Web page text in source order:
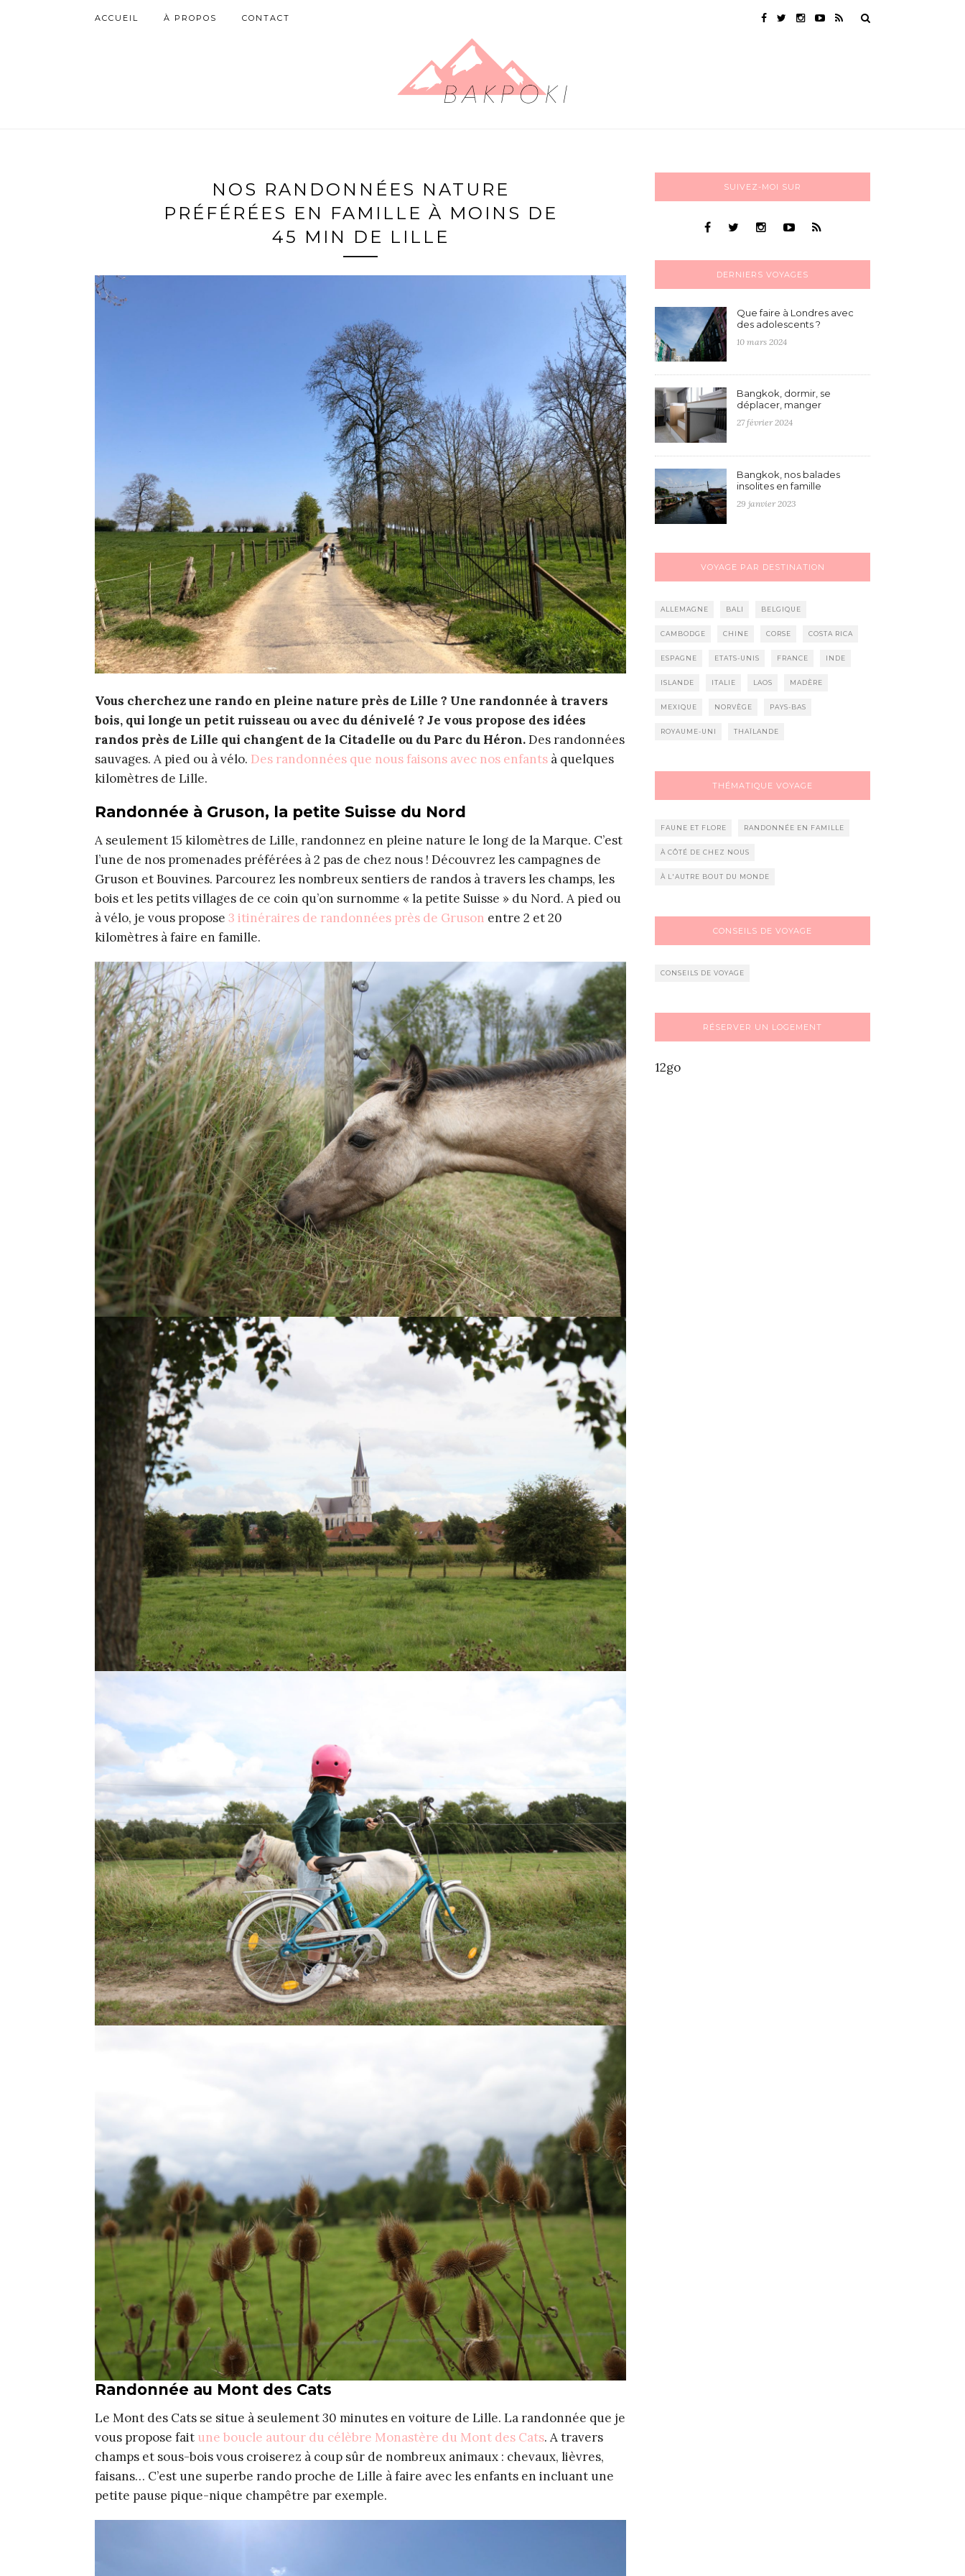
ACCUEIL À PROPOS CONTACT
NOS RANDONNÉES NATURE
PRÉFÉRÉES EN FAMILLE À MOINS DE
45 MIN DE LILLE
Vous cherchez une rando en pleine nature près de Lille ? Une randonnée à travers
bois, qui longe un petit ruisseau ou avec du dénivelé ? Je vous propose des idées
randos près de Lille qui changent de la Citadelle ou du Parc du Héron.Des randonnées
sauvages. A pied ou à vélo. Des randonnées que nous faisons avec nos enfants à quelques
kilomètres de Lille.
Randonnée à Gruson, la petite Suisse du Nord
A seulement 15 kilomètres de Lille, randonnez en pleine nature le long de la Marque. C’est
l’une de nos promenades préférées à 2 pas de chez nous ! Découvrez les campagnes de
Gruson et Bouvines. Parcourez les nombreux sentiers de randos à travers les champs, les
bois et les petits villages de ce coin qu’on surnomme « la petite Suisse » du Nord. A pied ou
à vélo, je vous propose 3 itinéraires de randonnées près de Gruson entre 2 et 20
kilomètres à faire en famille.
Randonnée au Mont des Cats
Le Mont des Cats se situe à seulement 30 minutes en voiture de Lille. La randonnée que je
vous propose fait une boucle autour du célèbre Monastère du Mont des Cats. A travers
champs et sous-bois vous croiserez à coup sûr de nombreux animaux : chevaux, lièvres,
faisans… C’est une superbe rando proche de Lille à faire avec les enfants en incluant une
petite pause pique-nique champêtre par exemple.
SUIVEZ-MOI SUR
DERNIERS VOYAGES
Que faire à Londres avec
des adolescents ?
10 mars 2024
Bangkok, dormir, se
déplacer, manger
27 février 2024
Bangkok, nos balades
insolites en famille
29 janvier 2023
VOYAGE PAR DESTINATION
ALLEMAGNE BALI BELGIQUE
CAMBODGE CHINE CORSE COSTA RICA
ESPAGNE ETATS-UNIS FRANCE INDE
ISLANDE ITALIE LAOS MADÈRE
MEXIQUE NORVÈGE PAYS-BAS
ROYAUME-UNI THAÏLANDE
THÉMATIQUE VOYAGE
FAUNE ET FLORE RANDONNÉE EN FAMILLE
À CÔTÉ DE CHEZ NOUS
À L'AUTRE BOUT DU MONDE
CONSEILS DE VOYAGE
CONSEILS DE VOYAGE
RÉSERVER UN LOGEMENT
12go